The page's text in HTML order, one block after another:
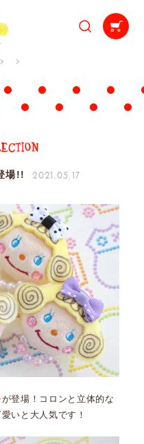
場!! 2021.05.17
が登場！コロンと立体的な
いと大人気です！